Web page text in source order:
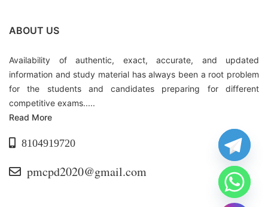
ABOUT US
Availability of authentic, exact, accurate, and updated
information and study material has always been a root problem
for the students and candidates preparing for different
competitive exams.....
Read More
8104919720
pmcpd2020@gmail.com